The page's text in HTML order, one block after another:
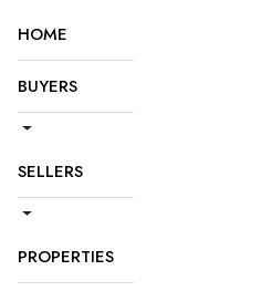
HOME
BUYERS
SELLERS
PROPERTIES